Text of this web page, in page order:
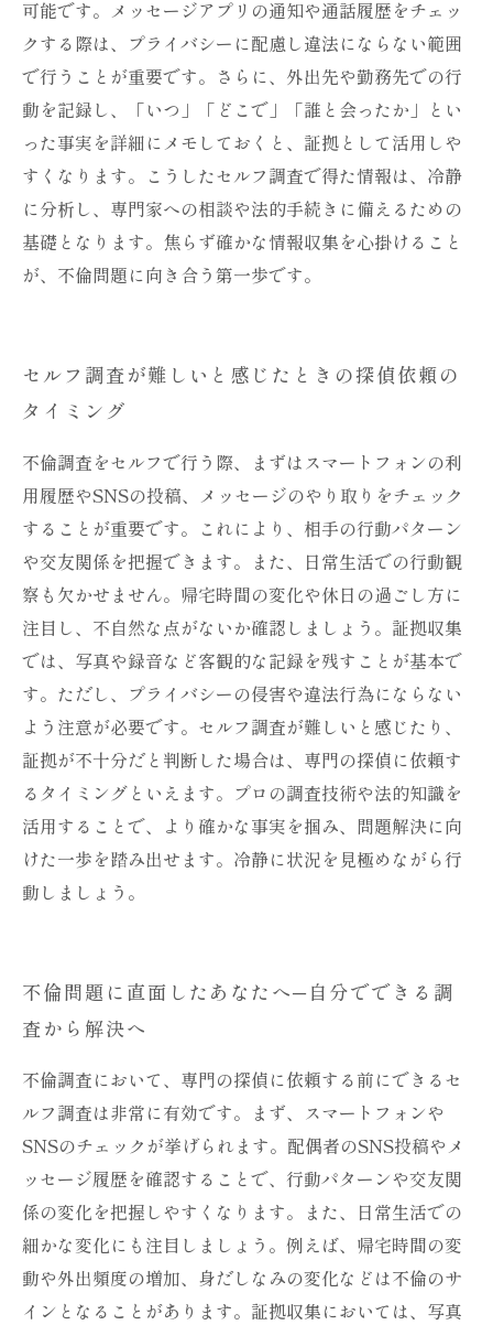
可能です。メッセージアプリの通知や通話履歴をチェッ
クする際は、プライバシーに配慮し違法にならない範囲
で行うことが重要です。さらに、外出先や勤務先での行
動を記録し、「いつ」「どこで」「誰と会ったか」とい
った事実を詳細にメモしておくと、証拠として活用しや
すくなります。こうしたセルフ調査で得た情報は、冷静
に分析し、専門家への相談や法的手続きに備えるための
基礎となります。焦らず確かな情報収集を心掛けること
が、不倫問題に向き合う第一歩です。
セルフ調査が難しいと感じたときの探偵依頼の
タイミング
不倫調査をセルフで行う際、まずはスマートフォンの利
用履歴やSNSの投稿、メッセージのやり取りをチェック
することが重要です。これにより、相手の行動パターン
や交友関係を把握できます。また、日常生活での行動観
察も欠かせません。帰宅時間の変化や休日の過ごし方に
注目し、不自然な点がないか確認しましょう。証拠収集
では、写真や録音など客観的な記録を残すことが基本で
す。ただし、プライバシーの侵害や違法行為にならない
よう注意が必要です。セルフ調査が難しいと感じたり、
証拠が不十分だと判断した場合は、専門の探偵に依頼す
るタイミングといえます。プロの調査技術や法的知識を
活用することで、より確かな事実を掴み、問題解決に向
けた一歩を踏み出せます。冷静に状況を見極めながら行
動しましょう。
不倫問題に直面したあなたへ─自分でできる調
査から解決へ
不倫調査において、専門の探偵に依頼する前にできるセ
ルフ調査は非常に有効です。まず、スマートフォンや
SNSのチェックが挙げられます。配偶者のSNS投稿やメ
ッセージ履歴を確認することで、行動パターンや交友関
係の変化を把握しやすくなります。また、日常生活での
細かな変化にも注目しましょう。例えば、帰宅時間の変
動や外出頻度の増加、身だしなみの変化などは不倫のサ
インとなることがあります。証拠収集においては、写真